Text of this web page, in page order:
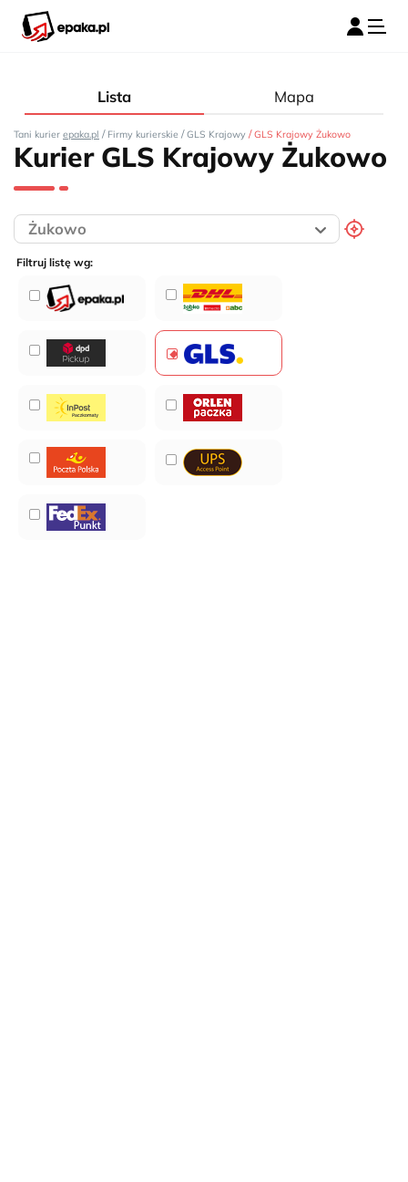
Lista Mapa
Tani kurier epaka.pl / Firmy kurierskie / GLS Krajowy / GLS Krajowy Żukowo
Kurier GLS Krajowy Żukowo
Filtruj listę wg: